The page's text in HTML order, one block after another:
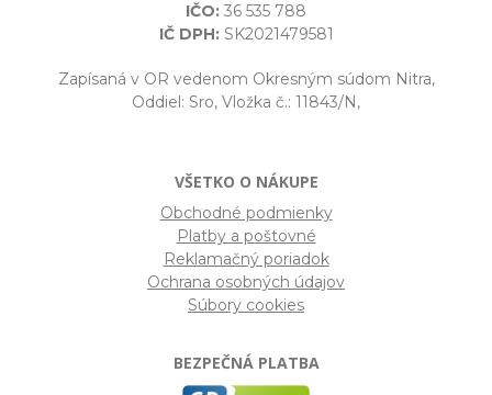
IČO: 36 535 788
IČ DPH:SK2021479581
Zapísaná v OR vedenom Okresným súdom Nitra,
Oddiel: Sro, Vložka č.: 11843/N,
VŠETKO O NÁKUPE
Obchodné podmienky
Platby a poštovné
Reklamačný poriadok
Ochrana osobných údajov
Súbory cookies
BEZPEČNÁ PLATBA